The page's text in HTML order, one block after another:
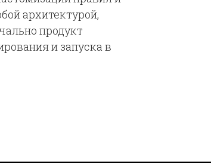
архитектурой,
продукт
и запуска в